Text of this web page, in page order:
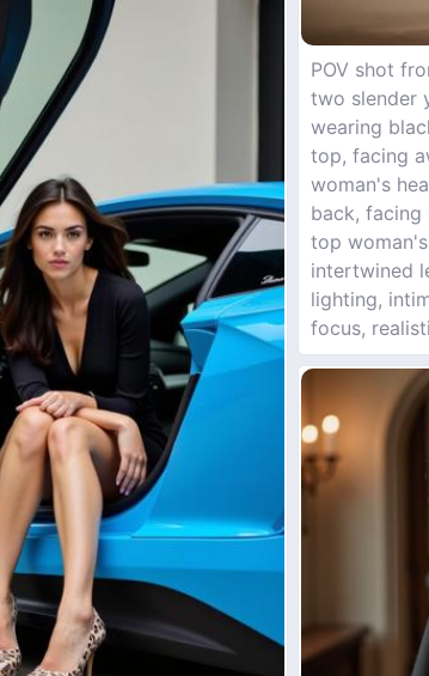
POV shot
two slender
wearing
top, facing
woman's
back, facing
top
intertwined
lighting,
focus,